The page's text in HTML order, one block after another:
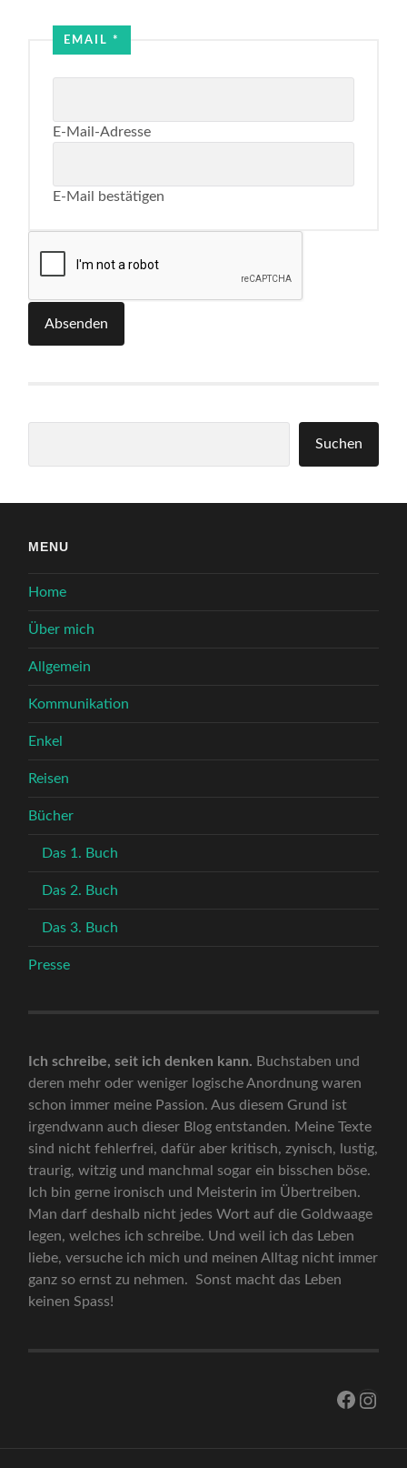
EMAIL*
E-Mail-Adresse
E-Mail bestätigen
Absenden
Suchen
MENU
Home
Über mich
Allgemein
Kommunikation
Enkel
Reisen
Bücher
Das 1. Buch
Das 2. Buch
Das 3. Buch
Presse
Ich schreibe, seit ich denken kann. Buchstaben und
deren mehr oder weniger logische Anordnung waren
schon immer meine Passion. Aus diesem Grund ist
irgendwann auch dieser Blog entstanden. Meine Texte
sind nicht fehlerfrei, dafür aber kritisch, zynisch, lustig,
traurig, witzig und manchmal sogar ein bisschen böse.
Ich bin gerne ironisch und Meisterin im Übertreiben.
Man darf deshalb nicht jedes Wort auf die Goldwaage
legen, welches ich schreibe. Und weil ich das Leben
liebe, versuche ich mich und meinen Alltag nicht immer
ganz so ernst zu nehmen. Sonst macht das Leben
keinen Spass!